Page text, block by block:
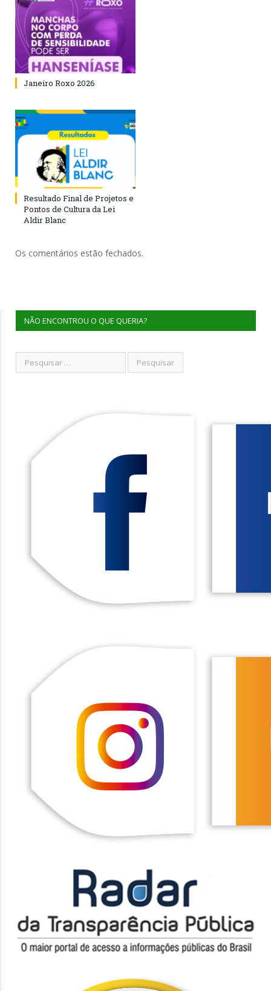
Janeiro Roxo 2026
Resultado Final de Projetos e
Pontos de Cultura da Lei
Aldir Blanc
Os comentários estão fechados.
NÃO ENCONTROU O QUE QUERIA?